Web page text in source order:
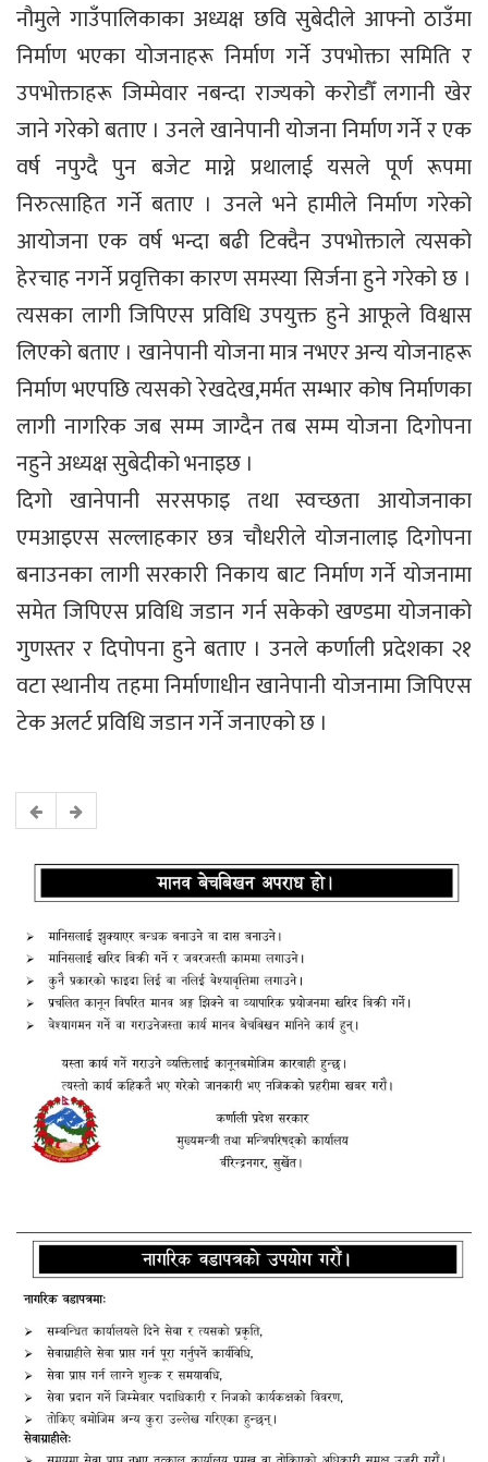
नौमुले गाउँपालिकाका अध्यक्ष छवि सुबेदीले आफ्नो ठाउँमा
निर्माण भएका योजनाहरू निर्माण गर्ने उपभोक्ता समिति र
उपभोक्ताहरू जिम्मेवार नबन्दा राज्यको करोडौँ लगानी खेर
जाने गरेको बताए । उनले खानेपानी योजना निर्माण गर्ने र एक
वर्ष नपुग्दै पुन बजेट माग्ने प्रथालाई यसले पूर्ण रूपमा
निरुत्साहित गर्ने बताए । उनले भने हामीले निर्माण गरेको
आयोजना एक वर्ष भन्दा बढी टिक्दैन उपभोक्ताले त्यसको
हेरचाह नगर्ने प्रवृत्तिका कारण समस्या सिर्जना हुने गरेको छ ।
त्यसका लागी जिपिएस प्रविधि उपयुक्त हुने आफूले विश्वास
लिएको बताए । खानेपानी योजना मात्र नभएर अन्य योजनाहरू
निर्माण भएपछि त्यसको रेखदेख,मर्मत सम्भार कोष निर्माणका
लागी नागरिक जब सम्म जाग्दैन तब सम्म योजना दिगोपना
नहुने अध्यक्ष सुबेदीको भनाइछ ।
दिगो खानेपानी सरसफाइ तथा स्वच्छता आयोजनाका
एमआइएस सल्लाहकार छत्र चौधरीले योजनालाइ दिगोपना
बनाउनका लागी सरकारी निकाय बाट निर्माण गर्ने योजनामा
समेत जिपिएस प्रविधि जडान गर्न सकेको खण्डमा योजनाको
गुणस्तर र दिपोपना हुने बताए । उनले कर्णाली प्रदेशका २१
वटा स्थानीय तहमा निर्माणाधीन खानेपानी योजनामा जिपिएस
टेक अलर्ट प्रविधि जडान गर्ने जनाएको छ ।